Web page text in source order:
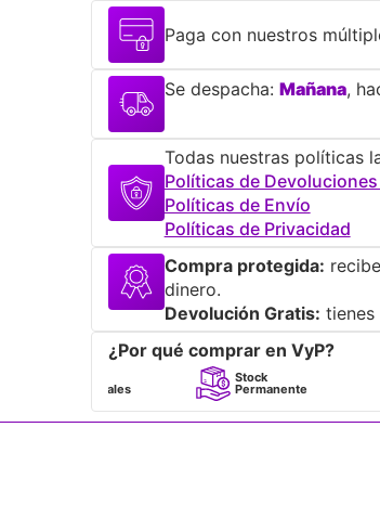
Paga con nuestros
Se despacha: Mañana,
Todas nuestras políticas
Políticas de
Políticas de Envío
Políticas de Privacidad
Compra protegida:
dinero.
Devolución Gratis: tienes
¿Por qué comprar en VyP?
Stock
Permanente